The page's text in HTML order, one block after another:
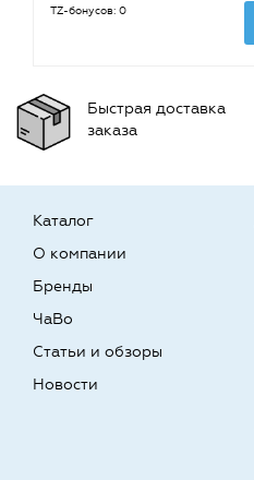
TZ-бонусов: 0
Быстрая доставка
заказа
Каталог
О компании
Бренды
ЧаВо
Статьи и обзоры
Новости